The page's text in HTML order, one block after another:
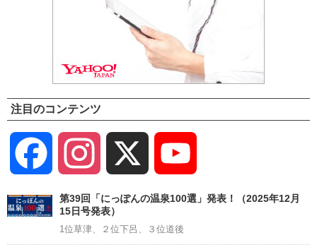
注目のコンテンツ
Facebook Instagram
Channel
第39回「にっぽんの温泉100選」発表！（2025年12月
15日号発表）
1位草津、２位下呂、３位道後